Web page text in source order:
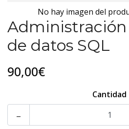
No hay imagen del
Administración
de datos SQL
90,00€
Cantidad
-